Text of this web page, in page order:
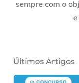
sempre com o
Últimos Artigos